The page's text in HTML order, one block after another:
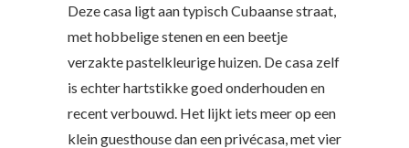
Deze casa ligt aan typisch Cubaanse straat,
met hobbelige stenen en een beetje
verzakte pastelkleurige huizen. De casa zelf
is echter hartstikke goed onderhouden en
recent verbouwd. Het lijkt iets meer op een
klein guesthouse dan een privécasa, met vier